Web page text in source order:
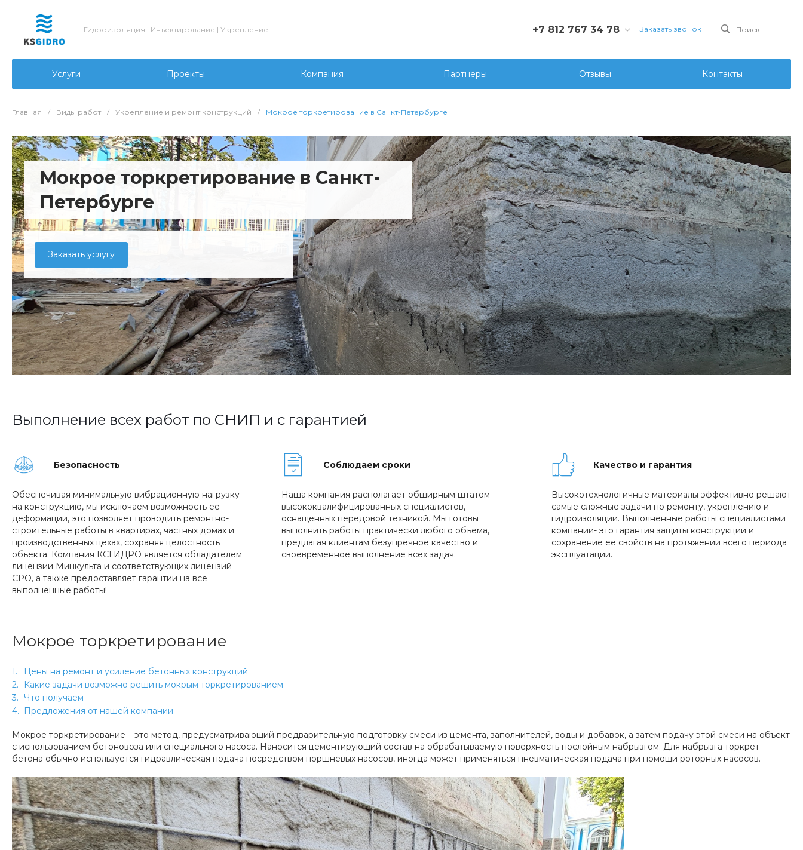
Гидроизоляция | Инъектирование | Укрепление +7 812 767 34 78
г. Санкт-Петербург, Ул.
Седова д.107 лит. А, офис
206
Заказать звонок Поиск
Услуги Проекты Компания Партнеры Отзывы Контакты
Главная / Виды работ / Укрепление и ремонт конструкций / Мокрое торкретирование в Санкт-Петербурге
Мокрое торкретирование в Санкт-
Петербурге
Заказать услугу
Выполнение всех работ по СНИП и с гарантией
Безопасность
Обеспечивая минимальную вибрационную нагрузку
на конструкцию, мы исключаем возможность ее
деформации, это позволяет проводить ремонтно-
строительные работы в квартирах, частных домах и
производственных цехах, сохраняя целостность
объекта. Компания КСГИДРО является обладателем
лицензии Минкульта и соответствующих лицензий
СРО, а также предоставляет гарантии на все
выполненные работы!
Соблюдаем сроки
Наша компания располагает обширным штатом
высококвалифицированных специалистов,
оснащенных передовой техникой. Мы готовы
выполнить работы практически любого объема,
предлагая клиентам безупречное качество и
своевременное выполнение всех задач.
Качество и гарантия
Высокотехнологичные материалы эффективно решают
самые сложные задачи по ремонту, укреплению и
гидроизоляции. Выполненные работы специалистами
компании- это гарантия защиты конструкции и
сохранение ее свойств на протяжении всего периода
эксплуатации.
Мокрое торкретирование
Цены на ремонт и усиление бетонных конструкций
Какие задачи возможно решить мокрым торкретированием
Что получаем
Предложения от нашей компании
Мокрое торкретирование – это метод, предусматривающий предварительную подготовку смеси из цемента, заполнителей, воды и добавок, а затем подачу этой смеси на объект
с использованием бетоновоза или специального насоса. Наносится цементирующий состав на обрабатываемую поверхность послойным набрызгом. Для набрызга торкрет-
бетона обычно используется гидравлическая подача посредством поршневых насосов, иногда может применяться пневматическая подача при помощи роторных насосов.